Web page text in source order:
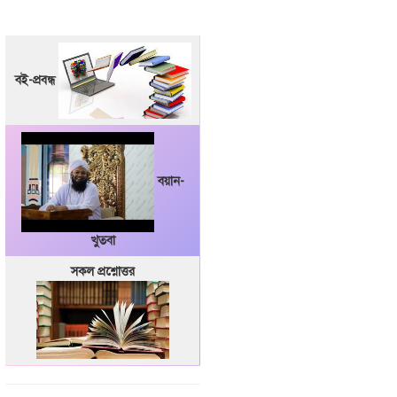
বই-প্রবন্ধ
বয়ান-
খুতবা
সকল প্রশ্নোত্তর